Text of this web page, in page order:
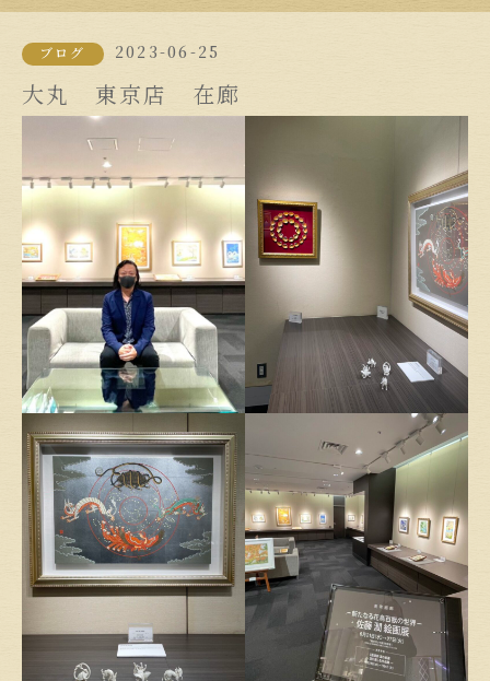
ブログ 2023-06-25
大丸 東京店 在廊